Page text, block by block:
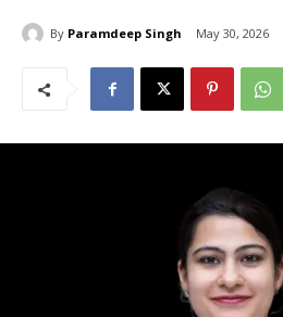
By Paramdeep Singh May 30, 2026